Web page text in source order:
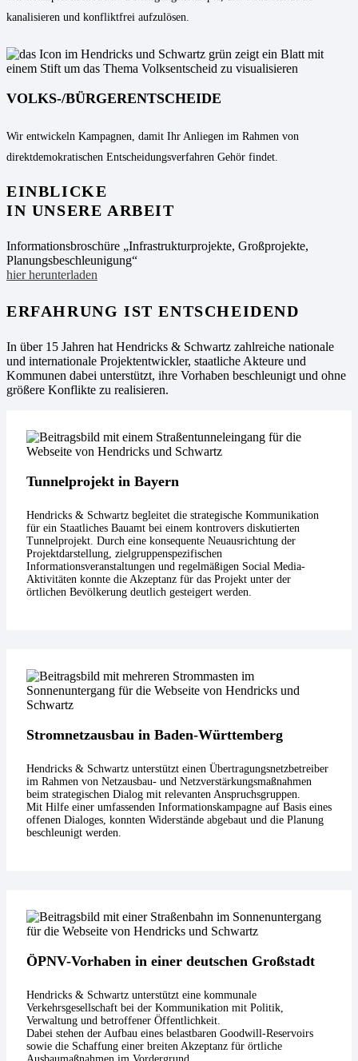
kanalisieren und konfliktfrei aufzulösen.
VOLKS-/BÜRGERENTSCHEIDE
Wir entwickeln Kampagnen, damit Ihr Anliegen im Rahmen von
direktdemokratischen Entscheidungsverfahren Gehör findet.
EINBLICKE
IN UNSERE ARBEIT
Informationsbroschüre „Infrastrukturprojekte, Großprojekte,
Planungsbeschleunigung“
hier herunterladen
ERFAHRUNG IST ENTSCHEIDEND
In über 15 Jahren hat Hendricks & Schwartz zahlreiche nationale
und internationale Projektentwickler, staatliche Akteure und
Kommunen dabei unterstützt, ihre Vorhaben beschleunigt und ohne
größere Konflikte zu realisieren.
Tunnelprojekt in Bayern
Hendricks & Schwartz begleitet die strategische Kommunikation
für ein Staatliches Bauamt bei einem kontrovers diskutierten
Tunnelprojekt. Durch eine konsequente Neuausrichtung der
Projektdarstellung, zielgruppenspezifischen
Informationsveranstaltungen und regelmäßigen Social Media-
Aktivitäten konnte die Akzeptanz für das Projekt unter der
örtlichen Bevölkerung deutlich gesteigert werden.
Stromnetzausbau in Baden-Württemberg
Hendricks & Schwartz unterstützt einen Übertragungsnetzbetreiber
im Rahmen von Netzausbau- und Netzverstärkungsmaßnahmen
beim strategischen Dialog mit relevanten Anspruchsgruppen.
Mit Hilfe einer umfassenden Informationskampagne auf Basis eines
offenen Dialoges, konnten Widerstände abgebaut und die Planung
beschleunigt werden.
ÖPNV-Vorhaben in einer deutschen Großstadt
Hendricks & Schwartz unterstützt eine kommunale
Verkehrsgesellschaft bei der Kommunikation mit Politik,
Verwaltung und betroffener Öffentlichkeit.
Dabei stehen der Aufbau eines belastbaren Goodwill-Reservoirs
sowie die Schaffung einer breiten Akzeptanz für örtliche